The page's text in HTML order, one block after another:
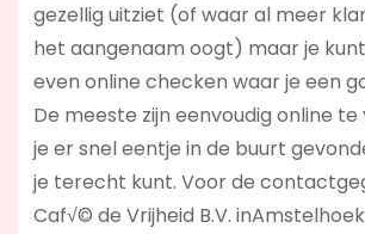
gezellig uitziet (of waar al meer
het aangenaam oogt) maar je
even online checken waar je een
De meeste zijn eenvoudig online
je er snel eentje in de buurt
je terecht kunt. Voor de
Caf√© de Vrijheid B.V.